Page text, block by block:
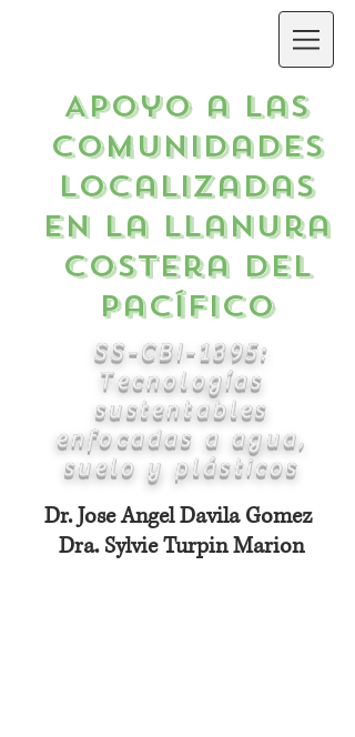
Apoyo a las
comunidades
localizadas
en la Llanura
Costera del
Pacífico
SS-CBI-1395:
Tecnologías
sustentables
enfocadas a agua,
suelo y plásticos
Dr. Jose Angel Davila Gomez
Dra. Sylvie Turpin Marion